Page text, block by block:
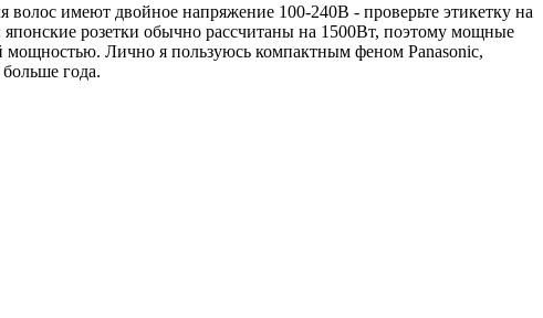
имеют двойное напряжение 100-240В - проверьте этикетку на
розетки обычно рассчитаны на 1500Вт, поэтому мощные
мощностью. Лично я пользуюсь компактным феном Panasonic,
года.